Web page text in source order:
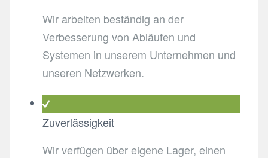
Wir arbeiten beständig an der
Verbesserung von Abläufen und
Systemen in unserem Unternehmen und
unseren Netzwerken.
Zuverlässigkeit
Wir verfügen über eigene Lager, einen